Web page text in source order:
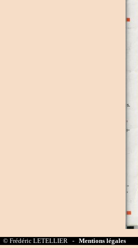
© Frédéric LETELLIER - Mentions légales